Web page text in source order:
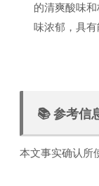
的清爽酸味
味浓郁，具有
📚 参考信
本文事实确认所